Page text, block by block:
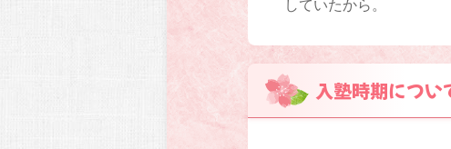
していたから。
入塾時期につい